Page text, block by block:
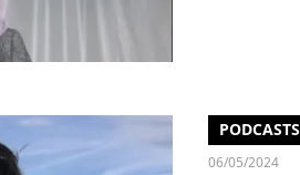
PODCASTS
06/05/2024